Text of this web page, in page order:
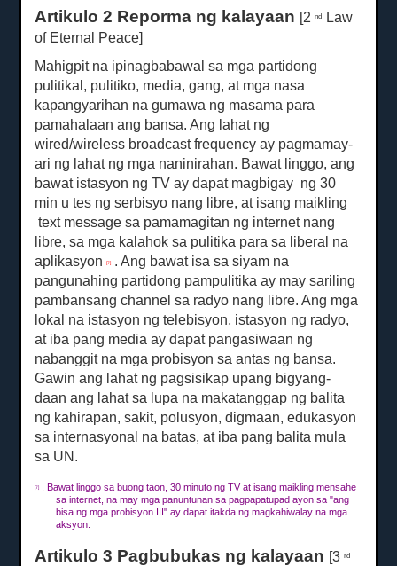
Artikulo 2 Reporma ng kalayaan [2nd
Law
of Eternal Peace]
Mahigpit na ipinagbabawal sa mga partidong
pulitikal, pulitiko, media, gang, at mga nasa
kapangyarihan na gumawa ng masama para
pamahalaan ang bansa.Ang lahat ng
wired/wireless broadcast frequency ay pagmamay-
ari ng lahat ng mga naninirahan. Bawat linggo, ang
bawat istasyon ng TV ay dapat magbigay ng30
min utes ng serbisyo nang libre, at isang maikling
text message sa pamamagitan ng internet nang
libre, sa mga kalahok sa pulitika para sa liberal na
aplikasyon[7] .Ang bawat isa sa siyam na
pangunahing partidong pampulitika ay may sariling
pambansang channel sa radyo nang libre.Ang mga
lokal na istasyon ng telebisyon, istasyon ng radyo,
at iba pang media ay dapat pangasiwaan ng
nabanggit na mga probisyon sa antas ng bansa.
Gawin ang lahat ng pagsisikap upang bigyang-
daan ang lahat sa lupa na makatanggap ng balita
ng kahirapan, sakit, polusyon, digmaan, edukasyon
sa internasyonal na batas, at iba pang balita mula
sa UN.
[7] .Bawat linggo sa buong taon, 30 minuto ng TV at isang maikling mensahe
sa internet, na may mga panuntunan sa pagpapatupad ayon sa "ang
bisa ng mga probisyon III" ay dapat itakda ng magkahiwalay na mga
aksyon.
Artikulo 3 Pagbubukas ng kalayaan [3rd